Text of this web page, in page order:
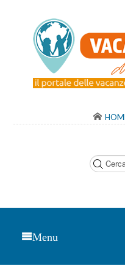
Menu